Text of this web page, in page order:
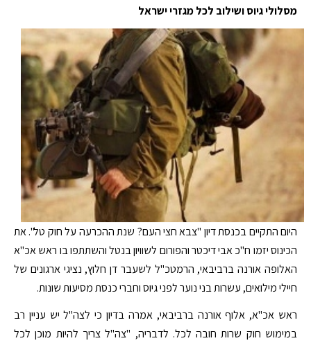
מסלולי גיוס ושילוב לכל מגזרי ישראל
היום התקיים בכנסת דיון "צבא חצי העם? שנת ההכרעה על חוק טל". את
הכינוס יזמו ח"כ אבי דיכטר והפורום לשוויון בנטל והשתתפו בו ראש אכ"א
האלופה אורנה ברביבאי, הרמטכ"ל לשעבר דן חלוץ, נציגי ארגונים של
חיילי מילואים, עשרות בני נוער לפני גיוס וחברי כנסת מסיעות שונות.
ראש אכ"א, אלוף אורנה ברביבאי, אמרה בדיון כי לצה"ל יש עניין רב
במימוש חוק שרות חובה לכל. לדבריה, "צה"ל צריך להיות מוכן לכל